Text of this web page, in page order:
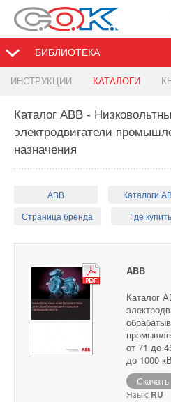
БИБЛИОТЕКА
ИНСТРУКЦИИ КАТАЛОГИ
Каталог ABB -
электродвигатели
назначения
ABB Каталоги
Страница бренда Где
ABB
Каталог
от 71 до
до 1000
Скачать
Язык: RU